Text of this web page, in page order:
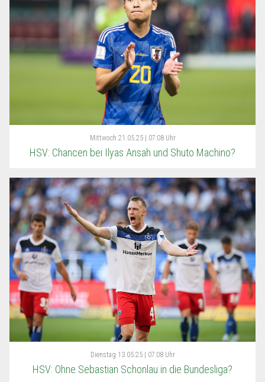
Mittwoch 21.05.25 | 07:08 Uhr
HSV: Chancen bei Ilyas Ansah und Shuto Machino?
Dienstag 13.05.25 | 07:08 Uhr
HSV: Ohne Sebastian Schonlau in die Bundesliga?